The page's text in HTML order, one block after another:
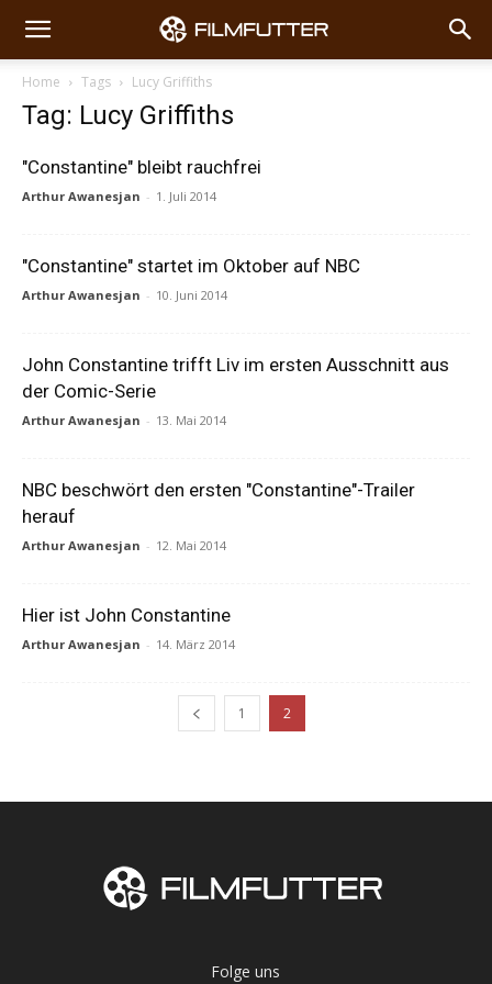
Home Tags Lucy Griffiths
Tag: Lucy Griffiths
"Constantine" bleibt rauchfrei
Arthur Awanesjan - 1. Juli 2014
"Constantine" startet im Oktober auf NBC
Arthur Awanesjan - 10. Juni 2014
John Constantine trifft Liv im ersten Ausschnitt aus
der Comic-Serie
Arthur Awanesjan - 13. Mai 2014
NBC beschwört den ersten "Constantine"-Trailer
herauf
Arthur Awanesjan - 12. Mai 2014
Hier ist John Constantine
Arthur Awanesjan - 14. März 2014
1 2
Folge uns